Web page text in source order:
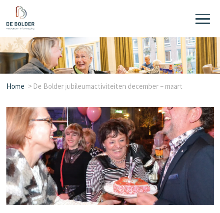
Home De Bolder jubileumactiviteiten december – maart